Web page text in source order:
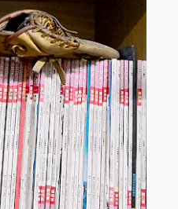
AI輕薄筆電 開箱 評測
razr 60 冰藍限定版本 開箱
有防寫保護的隨身碟或SD卡
AI 新版全解析 × 年末優惠
都要！ Starfish 2 幻彩膠囊
列 異星機械鍵盤與 Mercury
超寬曲面電競螢幕，多
行銷宣告驗證的手機配件
，「Slogan 海報徵稿活動
5000mAh薄型磁吸無線急速
冷暖調溫裝置 開箱 評測